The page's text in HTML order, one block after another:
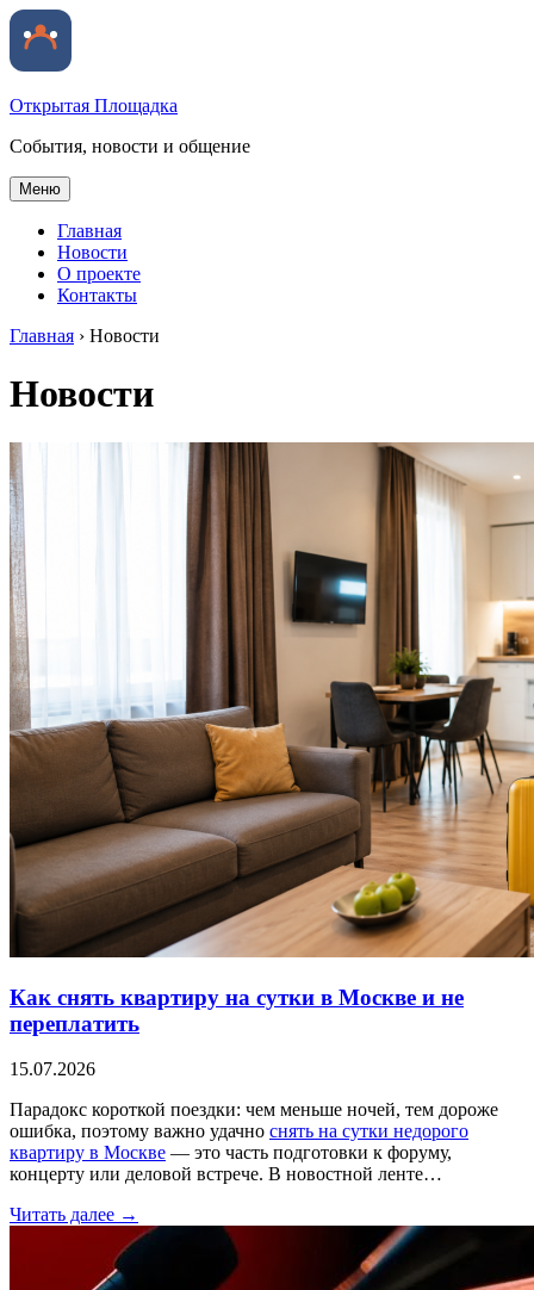
Открытая Площадка
События, новости и общение
Меню
Главная
Новости
О проекте
Контакты
Главная › Новости
Новости
Как снять квартиру на сутки в Москве и не
переплатить
15.07.2026
Парадокс короткой поездки: чем меньше ночей, тем дороже
ошибка, поэтому важно удачно снять на сутки недорого
квартиру в Москве — это часть подготовки к форуму,
концерту или деловой встрече. В новостной ленте…
Читать далее →